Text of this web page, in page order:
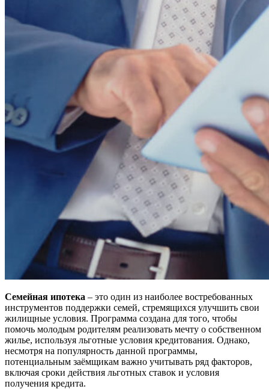
Семейная ипотека – это один из наиболее востребованных
инструментов поддержки семей, стремящихся улучшить свои
жилищные условия. Программа создана для того, чтобы
помочь молодым родителям реализовать мечту о собственном
жилье, используя льготные условия кредитования. Однако,
несмотря на популярность данной программы,
потенциальным заёмщикам важно учитывать ряд факторов,
включая сроки действия льготных ставок и условия
получения кредита.